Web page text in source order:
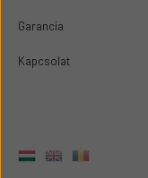
Garancia
Kapcsolat